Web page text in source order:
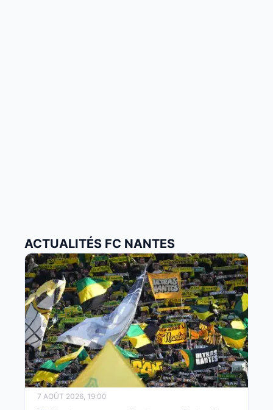
ACTUALITÉS FC NANTES
7 AOÛT 2026, 19:00